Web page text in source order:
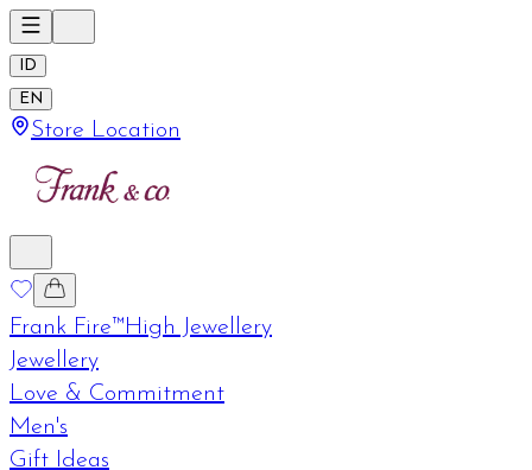
ID
EN
Store Location
Frank Fire™High Jewellery
Jewellery
Love & Commitment
Men's
Gift Ideas